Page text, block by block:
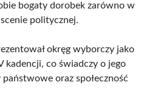
bogaty dorobek zarówno w
politycznej.
okręg wyborczy jako
kadencji, co świadczy o jego
oraz społeczność